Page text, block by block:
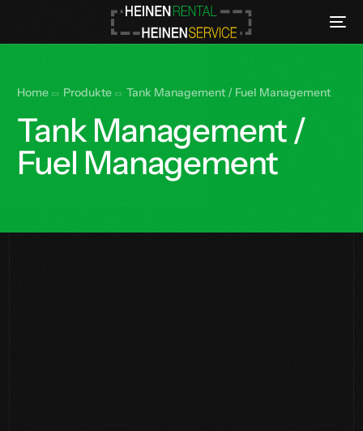
Home Produkte Tank Management / Fuel Management
Tank Management /
Fuel Management